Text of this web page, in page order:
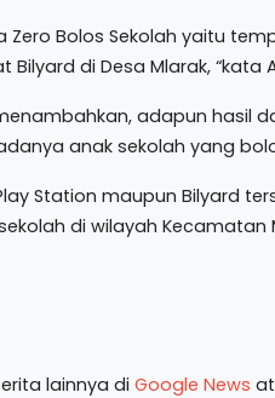
Zero Bolos Sekolah yaitu
di Desa Mlarak, “kata
adapun hasil
anak sekolah yang
Station maupun Bilyard
di wilayah Kecamatan
lainnya di Google News